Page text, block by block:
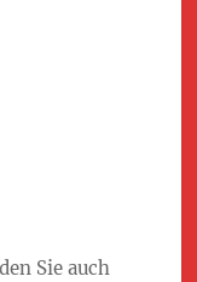
Sie auch